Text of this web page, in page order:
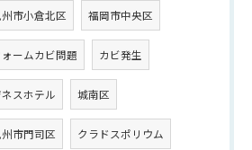
市小倉北区 福岡市中央区
ォームカビ問題 カビ発生
スホテル 城南区
市門司区 クラドスポリウム